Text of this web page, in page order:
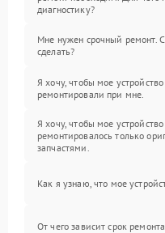
диагностику?
Мне нужен срочный ремонт.
сделать?
Я хочу, чтобы мое устройство
ремонтировали при мне.
Я хочу, чтобы мое устройство
ремонтировалось только
запчастями.
Как я узнаю, что мое
От чего зависит срок